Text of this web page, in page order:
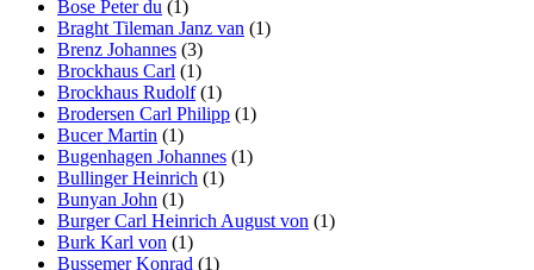
Bose Peter du (1)
Braght Tileman Janz van (1)
Brenz Johannes (3)
Brockhaus Carl (1)
Brockhaus Rudolf(1)
Brodersen Carl Philipp (1)
Bucer Martin (1)
Bugenhagen Johannes (1)
Bullinger Heinrich (1)
Bunyan John (1)
Burger Carl Heinrich August von (1)
Burk Karl von (1)
Bussemer Konrad (1)